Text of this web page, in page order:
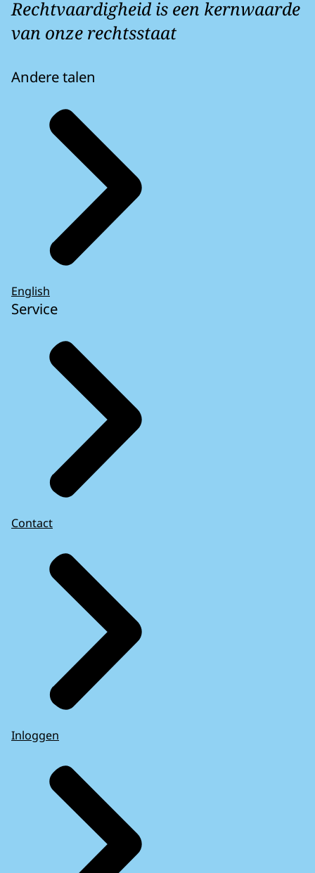
Rechtvaardigheid is een kernwaarde
van onze rechtsstaat
Andere talen
English
Service
Contact
Inloggen